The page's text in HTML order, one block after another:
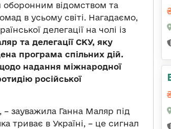
оборонним відомством та
в усьому світі. Нагадаємо,
делегації на чолі із
та делегації СКУ, яку
програма спільних дій.
надання міжнародної
російської
– зауважила Ганна Маляр під
триває в Україні, – це сигнал